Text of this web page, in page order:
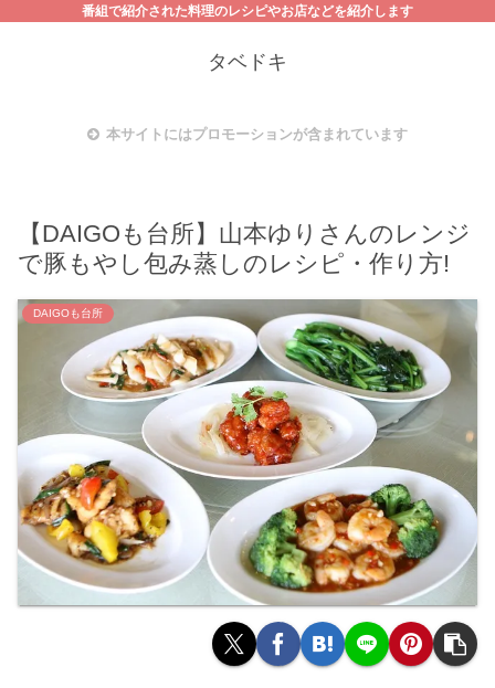
番組で紹介された料理のレシピやお店などを紹介します
タベドキ
本サイトにはプロモーションが含まれています
【DAIGOも台所】山本ゆりさんのレンジ
で豚もやし包み蒸しのレシピ・作り方!
DAIGOも台所